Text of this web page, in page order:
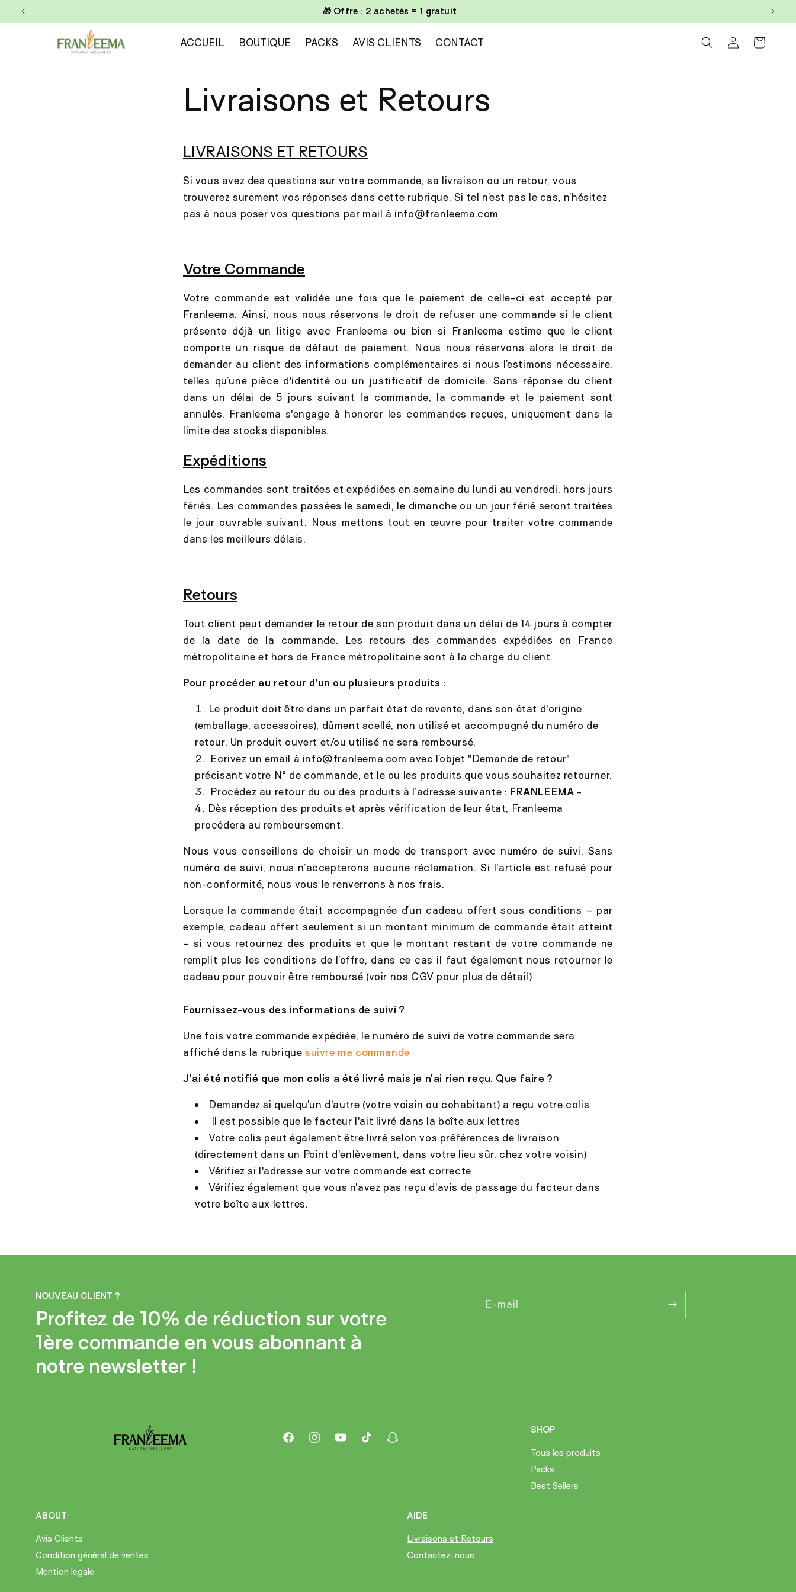
passer
au
🎁 Offre : 2 achetés = 1 gratuit
ACCUEIL BOUTIQUE PACKS AVIS CLIENTS CONTACT ConnexionPanier
Livraisons et Retours
LIVRAISONS ET RETOURS
Si vous avez des questions sur votre commande, sa livraison ou un retour, vous
trouverez surement vos réponses dans cette rubrique. Si tel n’est pas le cas, n’hésitez
pas à nous poser vos questions par mail à info@franleema.com
Votre Commande
Votre commande est validée une fois que le paiement de celle-ci est accepté par
Franleema. Ainsi, nous nous réservons le droit de refuser une commande si le client
présente déjà un litige avec Franleema ou bien si Franleema estime que le client
comporte un risque de défaut de paiement. Nous nous réservons alors le droit de
demander au client des informations complémentaires si nous l’estimons nécessaire,
telles qu’une pièce d'identité ou un justificatif de domicile. Sans réponse du client
dans un délai de 5 jours suivant la commande, la commande et le paiement sont
annulés. Franleema s'engage à honorer les commandes reçues, uniquement dans la
limite des stocks disponibles.
Expéditions
Les commandes sont traitées et expédiées en semaine du lundi au vendredi, hors jours
fériés. Les commandes passées le samedi, le dimanche ou un jour férié seront traitées
le jour ouvrable suivant. Nous mettons tout en œuvre pour traiter votre commande
dans les meilleurs délais.
Retours
Tout client peut demander le retour de son produit dans un délai de 14 jours à compter
de la date de la commande. Les retours des commandes expédiées en France
métropolitaine et hors de France métropolitaine sont à la charge du client.
Pour procéder au retour d'un ou plusieurs produits :
Le produit doit être dans un parfait état de revente, dans son état d'origine
(emballage, accessoires), dûment scellé, non utilisé et accompagné du numéro de
retour. Un produit ouvert et/ou utilisé ne sera remboursé.
Ecrivez un email à info@franleema.com avec l’objet "Demande de retour"
précisant votre N° de commande, et le ou les produits que vous souhaitez retourner.
Procédez au retour du ou des produits à l’adresse suivante : FRANLEEMA -
Dès réception des produits et après vérification de leur état, Franleema
procédera au remboursement.
Nous vous conseillons de choisir un mode de transport avec numéro de suivi. Sans
numéro de suivi, nous n’accepterons aucune réclamation. Si l'article est refusé pour
non-conformité, nous vous le renverrons à nos frais.
Lorsque la commande était accompagnée d’un cadeau offert sous conditions – par
exemple, cadeau offert seulement si un montant minimum de commande était atteint
– si vous retournez des produits et que le montant restant de votre commande ne
remplit plus les conditions de l’offre, dans ce cas il faut également nous retourner le
cadeau pour pouvoir être remboursé (voir nos CGV pour plus de détail)
Fournissez-vous des informations de suivi ?
Une fois votre commande expédiée, le numéro de suivi de votre commande sera
affiché dans la rubriquesuivre ma commande
J'ai été notifié que mon colis a été livré mais je n'ai rien reçu. Que faire ?
Demandez si quelqu'un d'autre (votre voisin ou cohabitant) a reçu votre colis
Il est possible que le facteur l'ait livré dans la boîte aux lettres
Votre colis peut également être livré selon vos préférences de livraison
(directement dans un Point d'enlèvement, dans votre lieu sûr, chez votre voisin)
Vérifiez si l'adresse sur votre commande est correcte
Vérifiez également que vous n'avez pas reçu d'avis de passage du facteur dans
votre boîte aux lettres.
NOUVEAU CLIENT ?
Profitez de 10% de réduction sur votre
1ère commande en vous abonnant à
notre newsletter !
E-mail
FacebookInstagramYouTubeTikTok Snapchat
SHOP
Tous les produits
Packs
Best Sellers
ABOUT
Avis Clients
Condition général de ventes
Mention legale
AIDE
Livraisons et Retours
Contactez-nous